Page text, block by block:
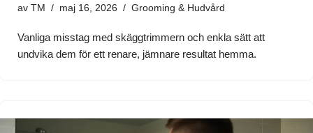
av TM maj 16, 2026 Grooming & Hudvård
Vanliga misstag med skäggtrimmern och enkla sätt att
undvika dem för ett renare, jämnare resultat hemma.